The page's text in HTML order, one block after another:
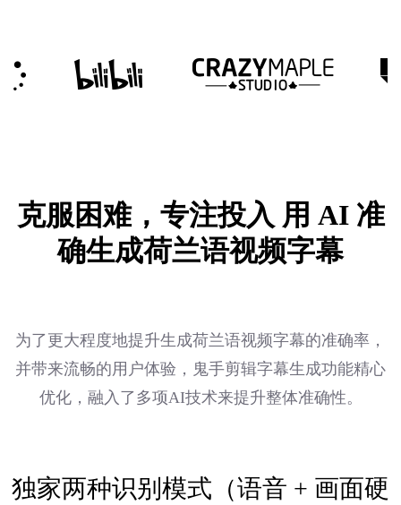
克服困难，专注投入 用 AI 准
确生成荷兰语视频字幕
为了更大程度地提升生成荷兰语视频字幕的准确率，
并带来流畅的用户体验，鬼手剪辑字幕生成功能精心
优化，融入了多项AI技术来提升整体准确性。
独家两种识别模式（语音 + 画面硬